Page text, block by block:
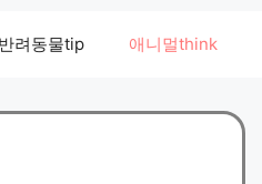
반려동물tip 애니멀think